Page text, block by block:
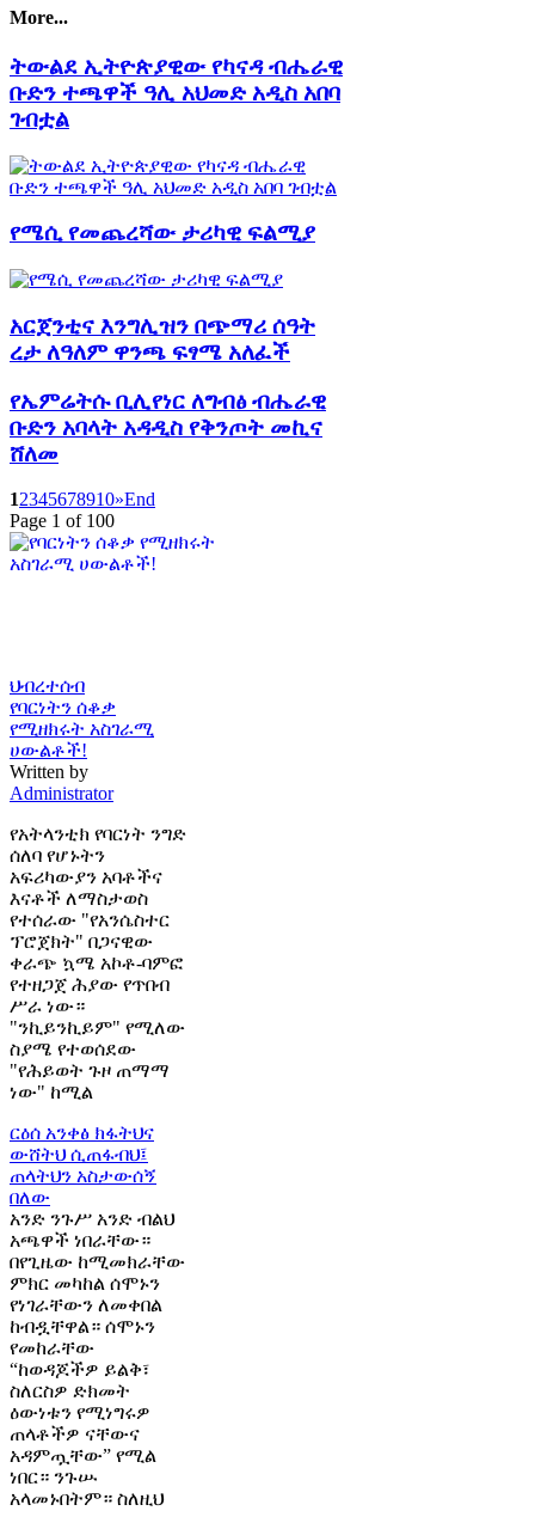
More...
ትውልደ ኢትዮጵያዊው የካናዳ ብሔራዊ
ቡድን ተጫዋች ዓሊ አህመድ አዲስ አበባ
ገብቷል
የሜሲ የመጨረሻው ታሪካዊ ፍልሚያ
አርጀንቲና እንግሊዝን በጭማሪ ሰዓት
ረታ ለዓለም ዋንጫ ፍፃሜ አለፈች
የኤምሬትሱ ቢሊየነር ለግብፅ ብሔራዊ
ቡድን አባላት አዳዲስ የቅንጦት መኪና
ሸለመ
12345678910»End
Page 1 of 100
ህብረተሰብ
የባርነትን ሰቆቃ
የሚዘክሩት አስገራሚ
ሀውልቶች!
Written by
Administrator
የአትላንቲክ የባርነት ንግድ
ሰለባ የሆኑትን
አፍሪካውያን አባቶችና
እናቶች ለማስታወስ
የተሰራው "የአንሴስተር
ፕሮጀክት" በጋናዊው
ቀራጭ ኳሜ አኮቶ-ባምፎ
የተዘጋጀ ሕያው የጥበብ
ሥራ ነው።
"ንኪይንኪይም" የሚለው
ስያሜ የተወሰደው
"የሕይወት ጉዞ ጠማማ
ነው" ከሚል
ርዕሰ አንቀፅ ክፋትህና
ውሸትህ ሲጠፋብህ፤
ጠላትህን አስታውሰኝ
በለው
አንድ ንጉሥ አንድ ብልህ
አጫዋች ነበራቸው።
በየጊዜው ከሚመክራቸው
ምክር መካከል ሰሞኑን
የነገራቸውን ለመቀበል
ከብዷቸዋል። ሰሞኑን
የመከራቸው
“ከወዳጆችዎ ይልቅ፣
ስለርስዎ ድክመት
ዕውነቱን የሚነግሩዎ
ጠላቶችዎ ናቸውና
አዳምጧቸው” የሚል
ነበር። ንጉሡ
አላመኑበትም። ስለዚህ